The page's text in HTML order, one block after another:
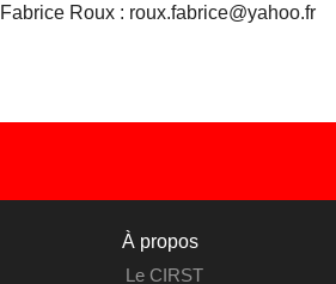
Fabrice Roux : roux.fabrice@yahoo.fr
À propos
Le CIRST